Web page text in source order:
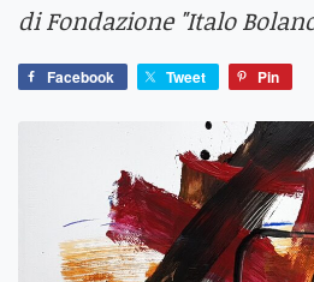
di Fondazione "Italo
Facebook Tweet Pin